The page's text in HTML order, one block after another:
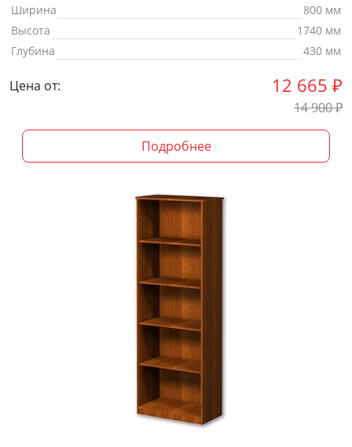
Ширина
800 мм
Высота
1740 мм
Глубина
430 мм
Цена от: 12 665 ₽
14 900₽
Подробнее